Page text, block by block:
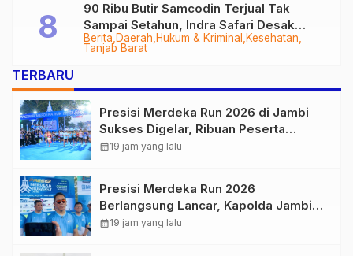
Berita Daerah Hukum & Kriminal
Kesehatan
Tanjab Barat
90 Ribu Butir Samcodin Terjual Tak
Sampai Setahun, Indra Safari Desak
Audit Menyeluruh
TERBARU
Presisi Merdeka Run 2026 di Jambi
Sukses Digelar, Ribuan Peserta
Ramaikan Event Nasional
calendar_month19 jam yang lalu
Presisi Merdeka Run 2026
Berlangsung Lancar, Kapolda Jambi
Ucapkan Terimakasih dan Apresiasi
calendar_month19 jam yang lalu